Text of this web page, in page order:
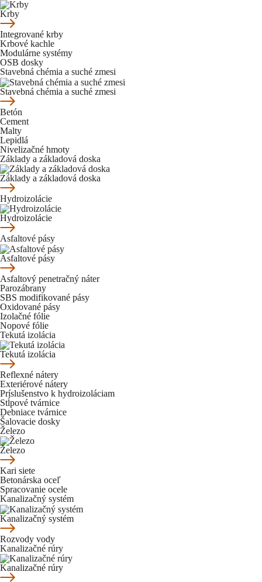
Krby
Integrované krby
Krbové kachle
Modulárne systémy
OSB dosky
Stavebná chémia a suché zmesi
Stavebná chémia a suché zmesi
Betón
Cement
Malty
Lepidlá
Nivelizačné hmoty
Základy a základová doska
Základy a základová doska
Hydroizolácie
Hydroizolácie
Asfaltové pásy
Asfaltové pásy
Asfaltový penetračný náter
Parozábrany
SBS modifikované pásy
Oxidované pásy
Izolačné fólie
Nopové fólie
Tekutá izolácia
Tekutá izolácia
Reflexné nátery
Exteriérové nátery
Príslušenstvo k hydroizoláciam
Stĺpové tvárnice
Debniace tvárnice
Šalovacie dosky
Železo
Železo
Kari siete
Betonárska oceľ
Spracovanie ocele
Kanalizačný systém
Kanalizačný systém
Rozvody vody
Kanalizačné rúry
Kanalizačné rúry